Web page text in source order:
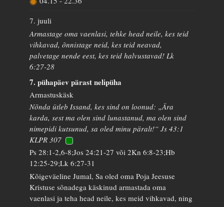
7. juuli
Armastage oma vaenlasi, tehke head neile, kes teid
vihkavad, õnnistage neid, kes teid neavad,
palvetage nende eest, kes teid halvustavad! Lk
6:27-28
7. pühapäev pärast nelipüha
Armastuskäsk
Nõnda ütleb Issand, kes sind on loonud: „Ära
karda, sest ma olen sind lunastanud, ma olen sind
nimepidi kutsunud, sa oled minu päralt!“ Js 43:1
KLPR 307
Ps 28:1-2,6-8;Jos 24:21-27 või 2Kn 6:8-23;Hb
12:25-29;Lk 6:27-31
Kõigeväeline Jumal, Sa oled oma Poja Jeesuse
Kristuse sõnadega käskinud armastada oma
vaenlasi ja teha head neile, kes meid vihkavad, ning